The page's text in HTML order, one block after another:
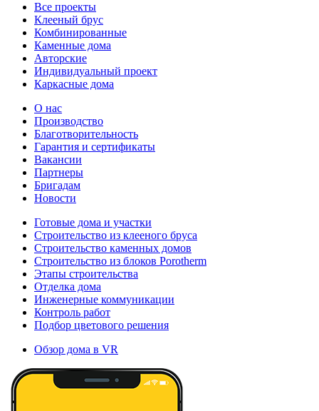
Все проекты
Клееный брус
Комбинированные
Каменные дома
Авторские
Индивидуальный проект
Каркасные дома
О нас
Производство
Благотворительность
Гарантия и сертификаты
Вакансии
Партнеры
Бригадам
Новости
Готовые дома и участки
Строительство из клееного бруса
Строительство каменных домов
Строительство из блоков Porotherm
Этапы строительства
Отделка дома
Инженерные коммуникации
Контроль работ
Подбор цветового решения
Обзор дома в VR